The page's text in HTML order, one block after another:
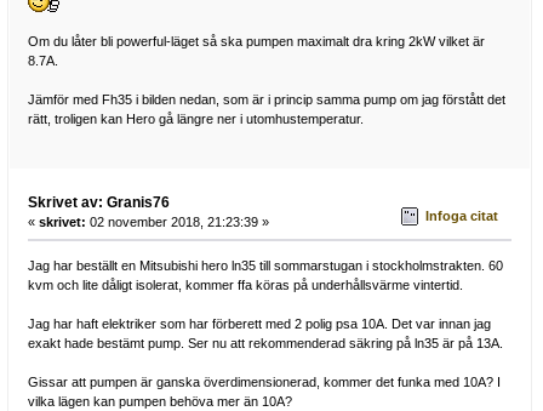
Om du låter bli powerful-läget så ska pumpen maximalt dra kring 2kW vilket är
8.7A.
Jämför med Fh35 i bilden nedan, som är i princip samma pump om jag förstått det
rätt, troligen kan Hero gå längre ner i utomhustemperatur.
Skrivet av: Granis76
« skrivet: 02 november 2018, 21:23:39 » Infoga citat
Jag har beställt en Mitsubishi hero ln35 till sommarstugan i stockholmstrakten. 60
kvm och lite dåligt isolerat, kommer ffa köras på underhållsvärme vintertid.
Jag har haft elektriker som har förberett med 2 polig psa 10A. Det var innan jag
exakt hade bestämt pump. Ser nu att rekommenderad säkring på ln35 är på 13A.
Gissar att pumpen är ganska överdimensionerad, kommer det funka med 10A? I
vilka lägen kan pumpen behöva mer än 10A?